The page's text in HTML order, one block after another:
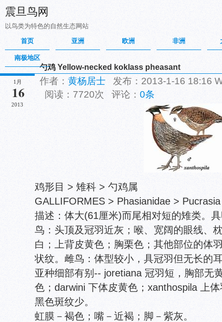
震旦鸟网
以鸟类为特色的自然生态网站
首页
亚洲 欧洲 非洲
南极地区
1月
16
2013
勺鸡 Yellow-necked koklass pheasant
作者： 黄杨居士 发布：2013-1-16 18:16
阅读：7720次 评论： 0条
鸡形目 > 雉科 > 勺鸡属
GALLIFORMES > Phasianidae >
描述：体大(61厘米)而尾相对短的雉类。
鸟：头顶及冠羽近灰；喉、宽阔的眼线、
白；上背皮黄色；胸栗色；其他部位的体
状纹。雌鸟：体型较小，具冠羽但无长的
亚种细部有别-- joretiana 冠羽短，胸部无
色；darwini 下体皮黄色；xanthospila 上
黑色斑纹少。
虹膜－褐色；嘴－近褐；脚－紫灰。